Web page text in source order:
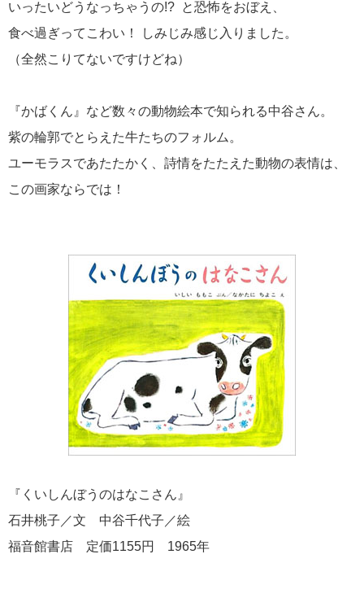
いったいどうなっちゃうの!? と恐怖をおぼえ、
食べ過ぎってこわい！ しみじみ感じ入りました。
（全然こりてないですけどね）
『かばくん』など数々の動物絵本で知られる中谷さん。
紫の輪郭でとらえた牛たちのフォルム。
ユーモラスであたたかく、詩情をたたえた動物の表情は、
この画家ならでは！
『くいしんぼうのはなこさん』
石井桃子／文 中谷千代子／絵
福音館書店 定価1155円 1965年